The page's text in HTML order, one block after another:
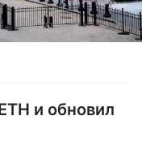
и обновил